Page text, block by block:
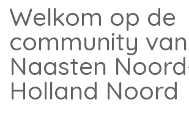
Welkom op de
community van
Naasten
Holland Noord